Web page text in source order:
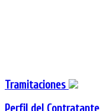
Tramitaciones